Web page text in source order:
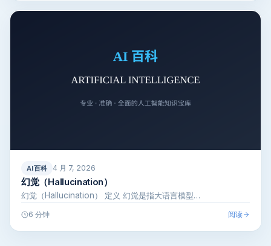
AI百科 4 月 7, 2026
幻觉（Hallucination）
幻觉（Hallucination） 定义 幻觉是指大语言模型…
6 分钟 阅读